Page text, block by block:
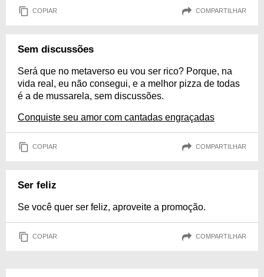
COPIAR COMPARTILHAR
Sem discussões
Será que no metaverso eu vou ser rico? Porque, na
vida real, eu não consegui, e a melhor pizza de todas
é a de mussarela, sem discussões.
Conquiste seu amor com cantadas engraçadas
COPIAR COMPARTILHAR
Ser feliz
Se você quer ser feliz, aproveite a promoção.
COPIAR COMPARTILHAR